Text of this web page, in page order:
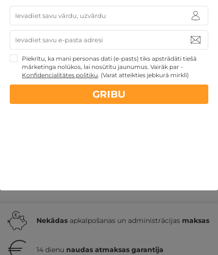
Spēkā vēl:
ĪPAŠAIS — 1, 2 vai 3 naktis ar NEIEROBEŽOTU SPA
atpūtu DIVIEM
Vytautas Mineral SPA
Nekādas apkalpošanas un administrācijas maksas
14 dienu naudas atmaksas garantija
Piekrītu, ka mani personas dati (e-pasts) tiks apstrādāti tiešā
mārketinga nolūkos, lai nosūtītu jaunumus. Vairāk par -
Konfidencialitātes politiku. (Varat atteikties jebkurā mirklī)
GRIBU